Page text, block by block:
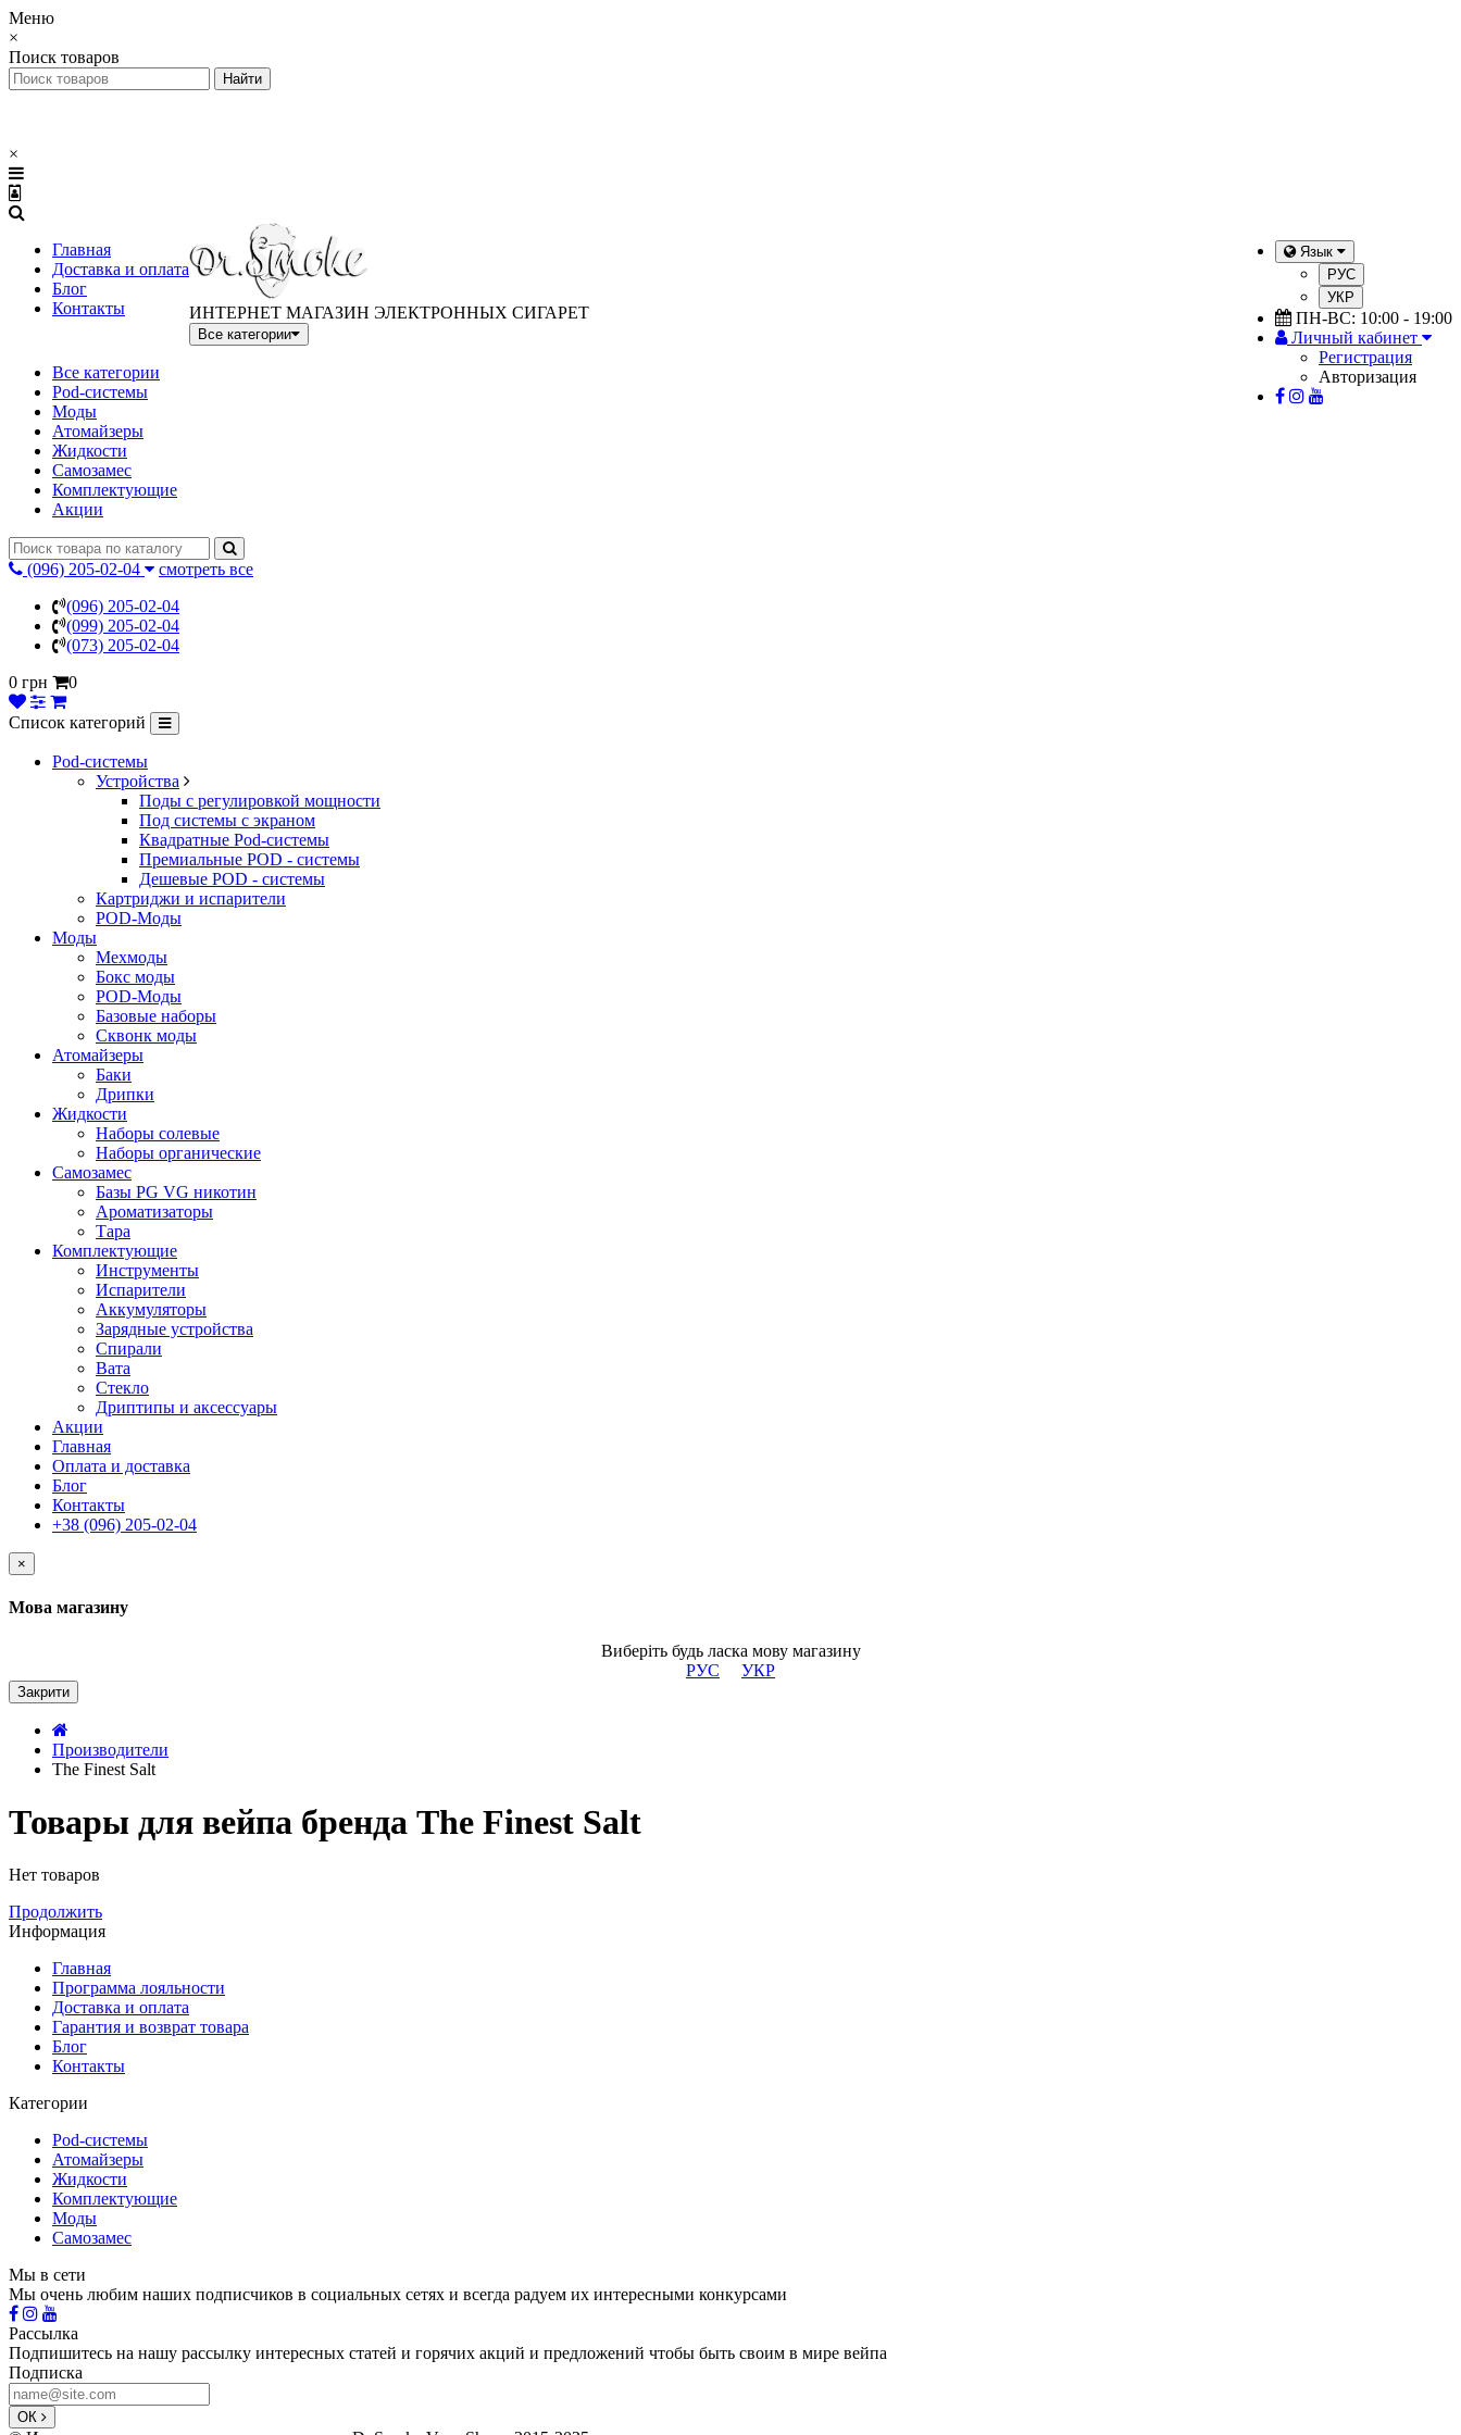
Меню
×
Поиск товаров
×
Главная
Доставка и оплата
Блог
Контакты
Язык
РУС
УКР
ПН-ВС: 10:00 - 19:00
Личный кабинет
Регистрация
Авторизация
ИНТЕРНЕТ МАГАЗИН ЭЛЕКТРОННЫХ СИГАРЕТ
Все категории
Все категории
Pod-системы
Моды
Атомайзеры
Жидкости
Самозамес
Комплектующие
Акции
(096) 205-02-04
смотреть все
(096) 205-02-04
(099) 205-02-04
(073) 205-02-04
0 грн
0
Список категорий
Pod-системы
Устройства
Поды с регулировкой мощности
Под системы с экраном
Квадратные Pod-системы
Премиальные POD - системы
Дешевые POD - системы
Картриджи и испарители
POD-Моды
Моды
Мехмоды
Бокс моды
POD-Моды
Базовые наборы
Сквонк моды
Атомайзеры
Баки
Дрипки
Жидкости
Наборы солевые
Наборы органические
Самозамес
Базы PG VG никотин
Ароматизаторы
Тара
Комплектующие
Инструменты
Испарители
Аккумуляторы
Зарядные устройства
Спирали
Вата
Стекло
Дриптипы и аксессуары
Акции
Главная
Оплата и доставка
Блог
Контакты
+38 (096) 205-02-04
×
Мова магазину
Виберіть будь ласка мову магазину
РУС
УКР
Закрити
Производители
The Finest Salt
Товары для вейпа бренда The Finest Salt
Нет товаров
Продолжить
Информация
Главная
Программа лояльности
Доставка и оплата
Гарантия и возврат товара
Блог
Контакты
Категории
Pod-системы
Атомайзеры
Жидкости
Комплектующие
Моды
Самозамес
Мы в сети
Мы очень любим наших подписчиков в социальных сетях и всегда радуем их интересными конкурсами
Рассылка
Подпишитесь на нашу рассылку интересных статей и горячих акций и предложений чтобы быть своим в мире вейпа
Подписка
ОК